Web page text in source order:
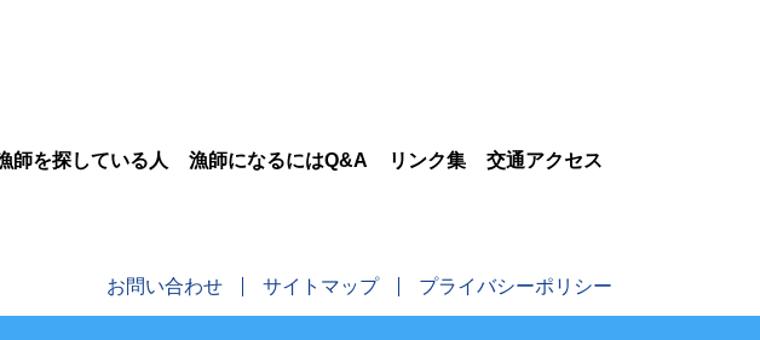
師を探している人 漁師になるにはQ&A リンク集 交通アクセス
お問い合わせ サイトマップ プライバシーポリシー